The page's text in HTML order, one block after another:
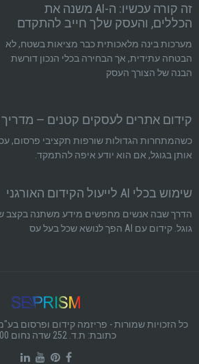
זה קורה עכשיו: ה-AI משנה את
הכללים, והעסק שלך חייב להתקדם
מערכות בינה מלאכותית כבר מציאות בשטח, לא
הבטחה עתידית, אך הבחירה בכלי הנכון דורשת
הבנה של הצורך העסק
קידום אתרים לעסקים קטנים —
כשהמתחרות הגדולות שורפות תקציבי פרסום,
אותן בגוגל, אם הוא יודע איפה להתמקד.
שימוש בכלי AI לייעול הקידום האורגני
הדרך שבה אנשים מחפשים מידע משתנה בקצב
גוגל. קידום עם AI הפך לנושא שכל בעל עס
כתובת: ת.ד. 252 שדה נחום 1080600